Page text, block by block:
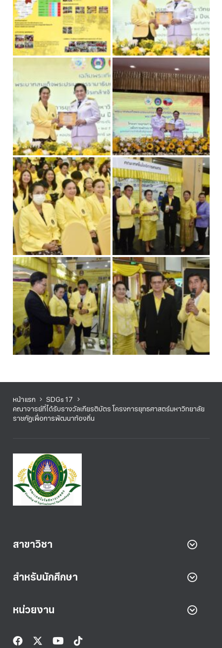
หน้าแรก
SDGs 17
คณาจารย์ที่ได้รับรางวัลเกียรติบัตร โครงการยุทธศาสตร์มหาวิทยาลัย
ราชภัฏเพื่อการพัฒนาท้องถิ่น
สาขาวิชา
สำหรับนักศึกษา
หน่วยงาน